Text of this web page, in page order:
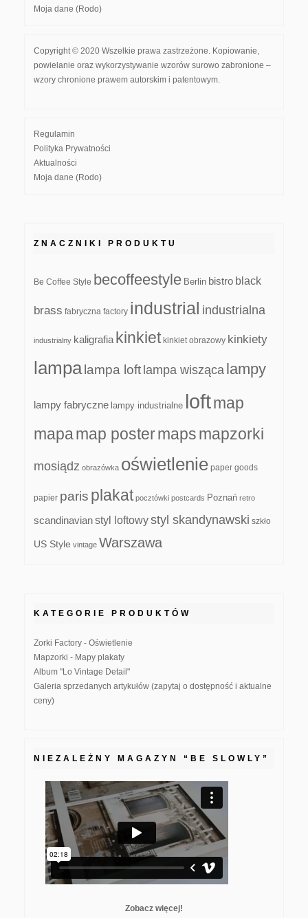
Moja dane (Rodo)
Copyright © 2020 Wszelkie prawa zastrzeżone. Kopiowanie,
powielanie oraz wykorzystywanie wzorów surowo zabronione –
wzory chronione prawem autorskim i patentowym.
Regulamin
Polityka Prywatności
Aktualności
Moja dane (Rodo)
ZNACZNIKI PRODUKTU
Be Coffee Style becoffeestyle Berlin bistro black
brass fabryczna factory industrial industrialna
industrialny kaligrafia kinkiet kinkiet obrazowy kinkiety
lampa lampa loft lampa wisząca lampy
lampy fabryczne lampy industrialne loftmap
mapamap postermapsmapzorki
mosiądz obrazówka oświetlenie paper goods
papier paris plakat pocztówki postcards Poznań retro
scandinavianstyl loftowystyl skandynawski szkło
US Style vintage Warszawa
KATEGORIE PRODUKTÓW
Zorki Factory - Oświetlenie
Mapzorki - Mapy plakaty
Album "Lo Vintage Detail"
Galeria sprzedanych artykułów (zapytaj o dostępność i aktualne
ceny)
NIEZALEŻNY MAGAZYN “BE SLOWLY”
Zobacz więcej!